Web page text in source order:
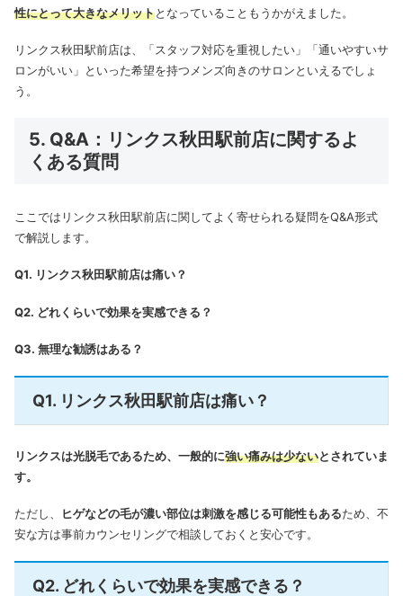
性にとって大きなメリットとなっていることもうかがえました。
リンクス秋田駅前店は、「スタッフ対応を重視したい」「通いやすいサ
ロンがいい」といった希望を持つメンズ向きのサロンといえるでしょ
う。
5. Q&A：リンクス秋田駅前店に関するよ
くある質問
ここではリンクス秋田駅前店に関してよく寄せられる疑問をQ&A形式
で解説します。
Q1. リンクス秋田駅前店は痛い？
Q2. どれくらいで効果を実感できる？
Q3. 無理な勧誘はある？
Q1. リンクス秋田駅前店は痛い？
リンクスは光脱毛であるため、一般的に強い痛みは少ないとされていま
す。
ただし、 ヒゲなどの毛が濃い部位は刺激を感じる可能性もあるため、不
安な方は事前カウンセリングで相談しておくと安心です。
Q2. どれくらいで効果を実感できる？